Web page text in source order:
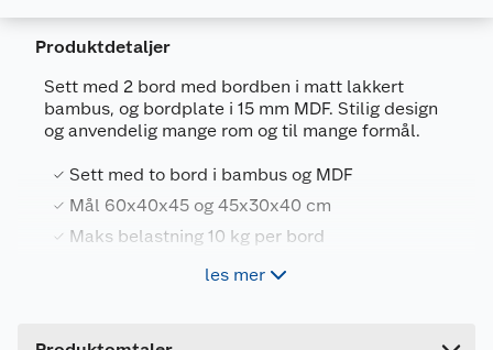
Produktdetaljer
Sett med 2 bord med bordben i matt lakkert
bambus, og bordplate i 15 mm MDF. Stilig design
og anvendelig mange rom og til mange formål.
Sett med to bord i bambus og MDF
Mål 60x40x45 og 45x30x40 cm
Maks belastning 10 kg per bord
Bord 2) 45x30x40 cm.
les mer
Generelt
Artikkelnummer
5709386718268
Leverandørens artikkelnummer
Farge